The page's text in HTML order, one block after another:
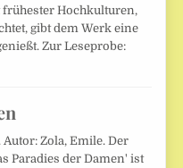
Hochkulturen,
gibt dem Werk eine
Zur Leseprobe:
Autor: Zola, Emile. Der
Paradies der Damen' ist